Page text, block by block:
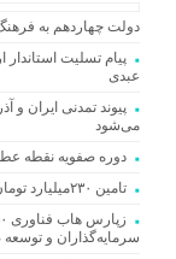
دولت چهاردهم به
پیام تسلیت
عبدی
پیوند تمدنی ایران و
می‌شود
دوره صفویه نقطه
تامین ۲۳۰میلیارد تومان برای تکمیل تالار شهر اردبیل
سرمایه‌گذاران و توسعه